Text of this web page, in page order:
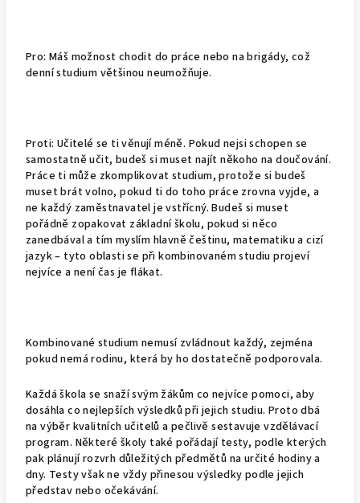
Pro: Máš možnost chodit do práce nebo na brigády, což
denní studium většinou neumožňuje.
Proti: Učitelé se ti věnují méně. Pokud nejsi schopen se
samostatně učit, budeš si muset najít někoho na doučování.
Práce ti může zkomplikovat studium, protože si budeš
muset brát volno, pokud ti do toho práce zrovna vyjde, a
ne každý zaměstnavatel je vstřícný. Budeš si muset
pořádně zopakovat základní školu, pokud si něco
zanedbával a tím myslím hlavně češtinu, matematiku a cizí
jazyk – tyto oblasti se při kombinovaném studiu projeví
nejvíce a není čas je flákat.
Kombinované studium nemusí zvládnout každý, zejména
pokud nemá rodinu, která by ho dostatečně podporovala.
Každá škola se snaží svým žákům co nejvíce pomoci, aby
dosáhla co nejlepších výsledků při jejich studiu. Proto dbá
na výběr kvalitních učitelů a pečlivě sestavuje vzdělávací
program. Některé školy také pořádají testy, podle kterých
pak plánují rozvrh důležitých předmětů na určité hodiny a
dny. Testy však ne vždy přinesou výsledky podle jejich
představ nebo očekávání.